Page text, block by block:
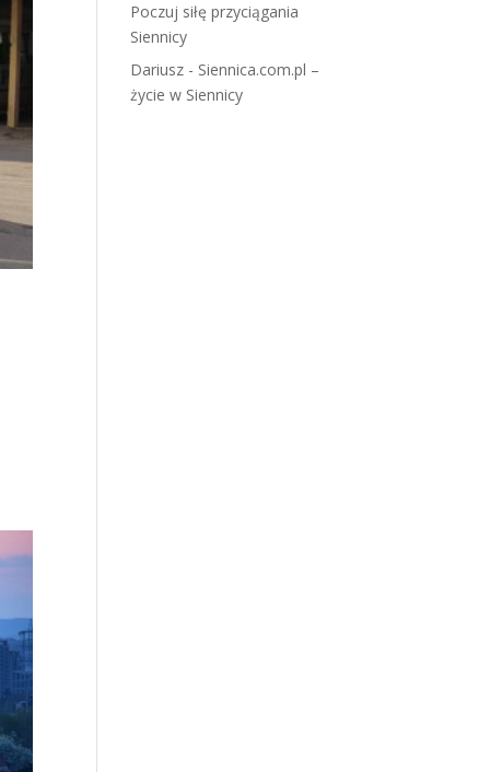
Poczuj siłę przyciągania
Siennicy
Dariusz - Siennica.com.pl –
życie w Siennicy